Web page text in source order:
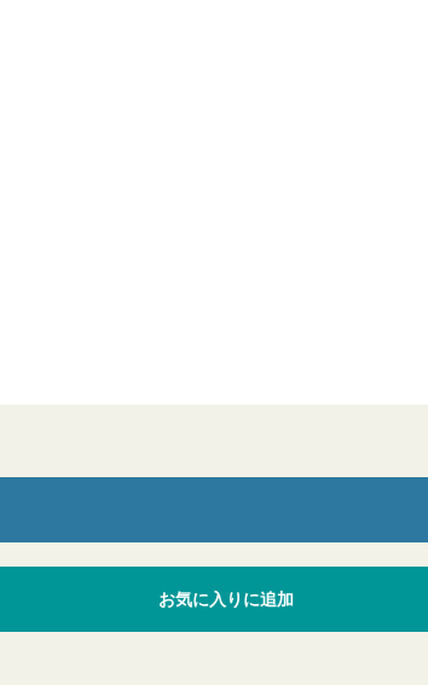
お気に入りに追加